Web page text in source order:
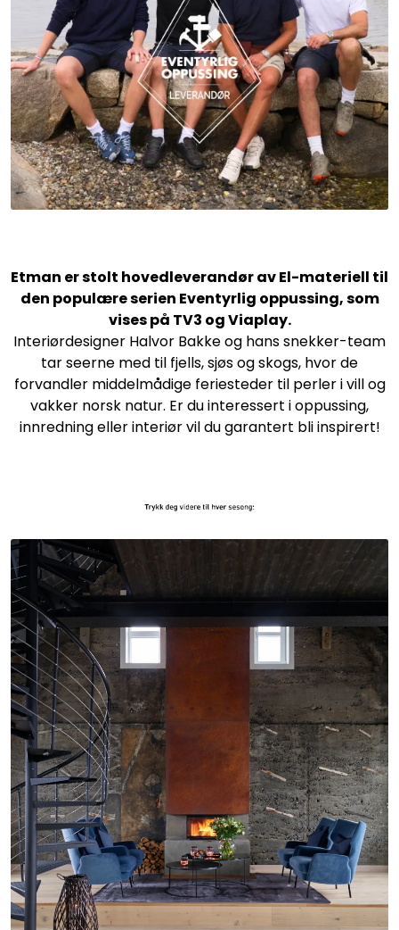
Etman er stolt hovedleverandør av El-materiell til
den populære serien Eventyrlig oppussing, som
vises på TV3 og Viaplay.
Interiørdesigner Halvor Bakke og hans snekker-team
tar seerne med til fjells, sjøs og skogs, hvor de
forvandler middelmådige feriesteder til perler i vill og
vakker norsk natur. Er du interessert i oppussing,
innredning eller interiør vil du garantert bli inspirert!
Sikringsmateriell
Kabler
Verktøy
Outlet